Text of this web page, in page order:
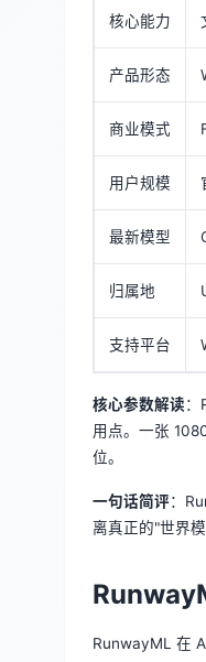
核心能力
产品形态
商业模式
用户规模
最新模型
归属地
支持平台
核心参数解读：
用点。一张
位。
一句话简评：
离真正的"世界
RunwayML 在